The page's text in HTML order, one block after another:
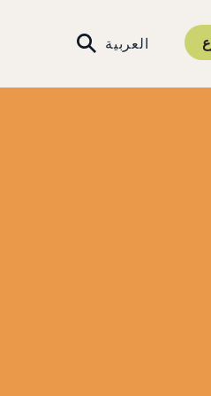
العربية‏ بحث